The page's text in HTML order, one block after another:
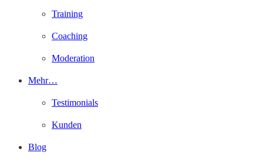
Training
Coaching
Moderation
Mehr…
Testimonials
Kunden
Blog